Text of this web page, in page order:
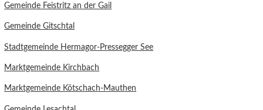
Gemeinde Feistritz an der Gail
Gemeinde Gitschtal
Stadtgemeinde Hermagor-Pressegger See
Marktgemeinde Kirchbach
Marktgemeinde Kötschach-Mauthen